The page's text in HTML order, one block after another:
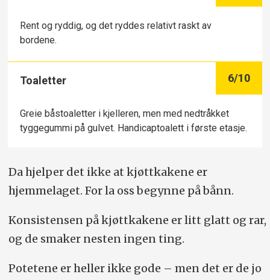
Rent og ryddig, og det ryddes relativt raskt av
bordene.
Toaletter 6/10
Greie båstoaletter i kjelleren, men med nedtråkket
tyggegummi på gulvet. Handicaptoalett i første etasje.
Da hjelper det ikke at kjøttkakene er
hjemmelaget. For la oss begynne på bånn.
Konsistensen på kjøttkakene er litt glatt og rar,
og de smaker nesten ingen ting.
Potetene er heller ikke gode – men det er de jo